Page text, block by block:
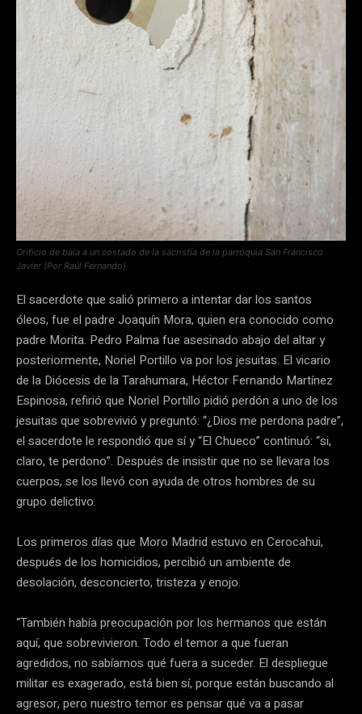
Orificio de bala a un costado de la sacristía de la parroquia San Francisco
Javier (Por Raúl Fernando)
El sacerdote que salió primero a intentar dar los santos
óleos, fue el padre Joaquín Mora, quien era conocido como
padre Morita. Pedro Palma fue asesinado abajo del altar y
posteriormente, Noriel Portillo va por los jesuitas. El vicario
de la Diócesis de la Tarahumara, Héctor Fernando Martínez
Espinosa, refirió que Noriel Portillo pidió perdón a uno de los
jesuitas que sobrevivió y preguntó: “¿Dios me perdona padre”,
el sacerdote le respondió que sí y “El Chueco” continuó: “si,
claro, te perdono”. Después de insistir que no se llevara los
cuerpos, se los llevó con ayuda de otros hombres de su
grupo delictivo.
Los primeros días que Moro Madrid estuvo en Cerocahui,
después de los homicidios, percibió un ambiente de
desolación, desconcierto, tristeza y enojo.
“También había preocupación por los hermanos que están
aquí, que sobrevivieron. Todo el temor a que fueran
agredidos, no sabíamos qué fuera a suceder. El despliegue
militar es exagerado, está bien sí, porque están buscando al
agresor, pero nuestro temor es pensar qué va a pasar